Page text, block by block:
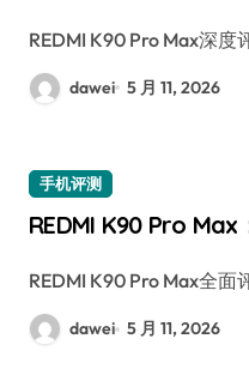
REDMI K90 Pro Max深度
dawei 5 月 11, 2026
手机评测
REDMI K90 Pro
REDMI K90 Pro Max全面
dawei 5 月 11, 2026